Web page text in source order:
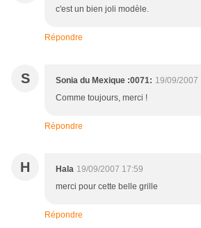
c'est un bien joli modèle.
Répondre
S Sonia du Mexique :0071: 19/09/2007
Comme toujours, merci !
Répondre
H Hala 19/09/2007 17:59
merci pour cette belle grille
Répondre